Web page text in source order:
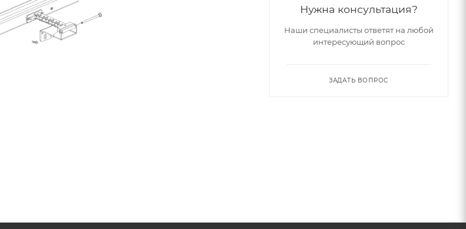
Нужна консультация?
Наши специалисты ответят на любой
интересующий вопрос
ЗАДАТЬ ВОПРОС